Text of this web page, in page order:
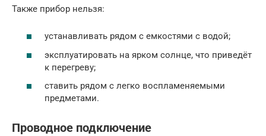
Также прибор нельзя:
устанавливать рядом с емкостями с водой;
эксплуатировать на ярком солнце, что приведёт
к перегреву;
ставить рядом с легко воспламеняемыми
предметами.
Проводное подключение